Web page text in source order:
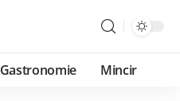
Gastronomie Mincir